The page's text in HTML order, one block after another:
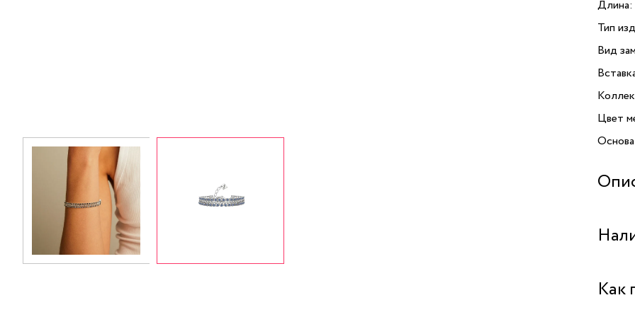
Длина:
Тип
Вид
Цвет
Как